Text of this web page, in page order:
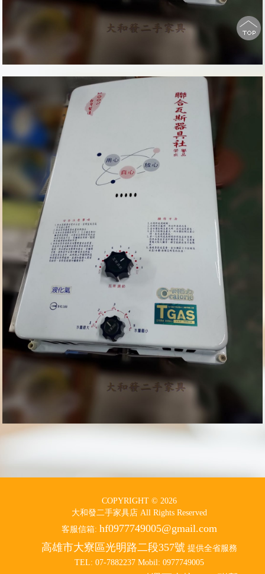
COPYRIGHT © 2026
大和發二手家具店 All Rights Reserved
客服信箱: hf0977749005@gmail.com
高雄市大寮區光明路二段357號提供全省服務
TEL: 07-7882237 Mobil: 0977749005